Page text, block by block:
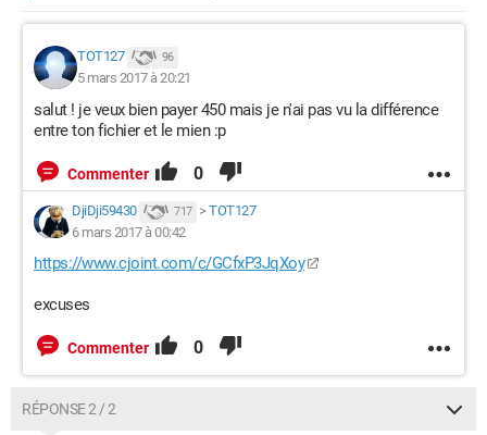
TOT127 96
5 mars 2017 à 20:21
salut ! je veux bien payer 450 mais je n'ai pas vu la différence
entre ton fichier et le mien :p
Commenter 0
DjiDji59430 717 > TOT127
6 mars 2017 à 00:42
https://www.cjoint.com/c/GCfxP3JqXoy
excuses
Commenter 0
RÉPONSE 2 / 2